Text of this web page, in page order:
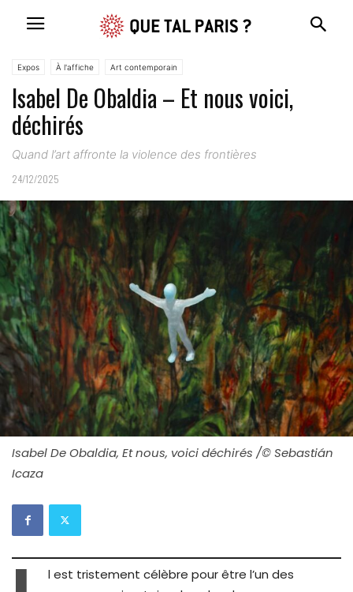
Expos À l'affiche Art contemporain
Isabel De Obaldia – Et nous voici,
déchirés
Quand l’art affronte la violence des frontières
24/12/2025
Isabel De Obaldia, Et nous, voici déchirés /© Sebastián
Icaza
l est tristement célèbre pour être l’un des